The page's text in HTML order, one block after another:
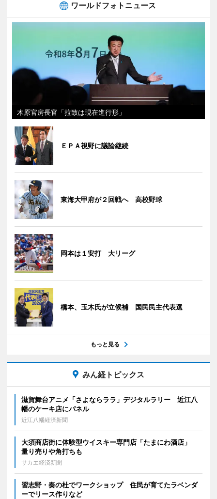
ワールドフォトニュース
木原官房長官「拉致は現在進行形」
ＥＰＡ視野に議論継続
東海大甲府が２回戦へ 高校野球
岡本は１安打 大リーグ
橋本、玉木氏が立候補 国民民主代表選
もっと見る
みん経トピックス
滋賀舞台アニメ「さよならララ」デジタルラリー 近江八
幡のケーキ店にパネル
近江八幡経済新聞
大須商店街に体験型ウイスキー専門店「たまにわ酒店」
量り売りや角打ちも
サカエ経済新聞
習志野・奏の杜でワークショップ 住民が育てたラベンダ
ーでリース作りなど